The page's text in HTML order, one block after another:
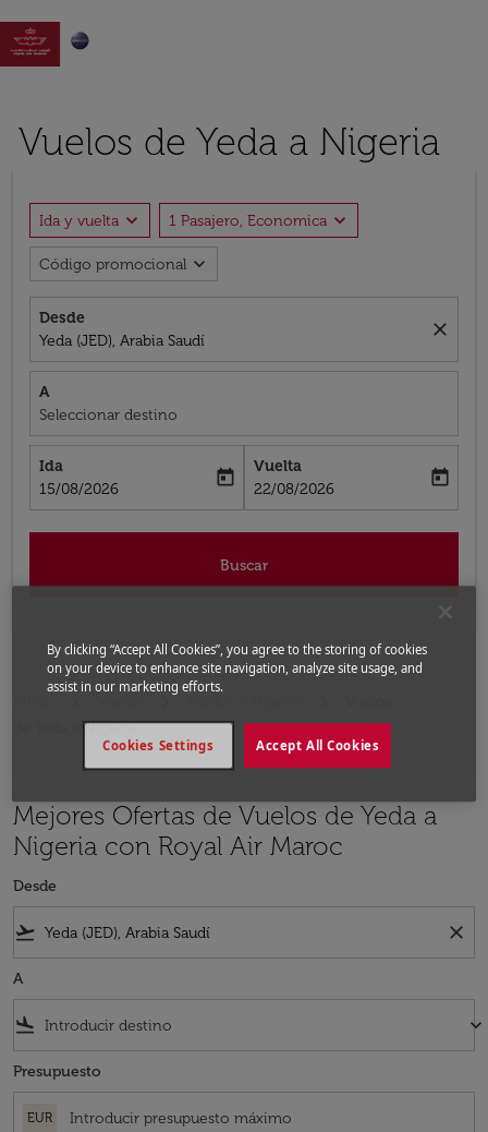

Vuelos de Yeda a Nigeria
Ida y vuelta expand_more 1 Pasajero, Economica expand_more
Código promocional expand_more
Desde
Yeda (JED), Arabia Saudí
close
A
Seleccionar destino
Ida
fc-booking-departure-date-aria-label
15/08/2026
today
Vuelta
fc-booking-return-date-aria-label
22/08/2026
today
Buscar
de Yeda a Nigeria
Mejores Ofertas de Vuelos de Yeda a
Nigeria con Royal Air Maroc
Desde
flight_takeoff close
A
flight_land keyboard_arrow_down
Presupuesto
EUR
By clicking “Accept All Cookies”, you agree to the storing of cookies
on your device to enhance site navigation, analyze site usage, and
assist in our marketing efforts.
Accept All Cookies
Cookies Settings